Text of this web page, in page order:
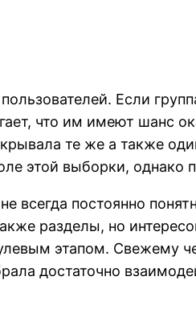
Если
что им имеют шанс
те же а также
этой выборки, однако
постоянно
разделы, но
этапом. Свежему
достаточно